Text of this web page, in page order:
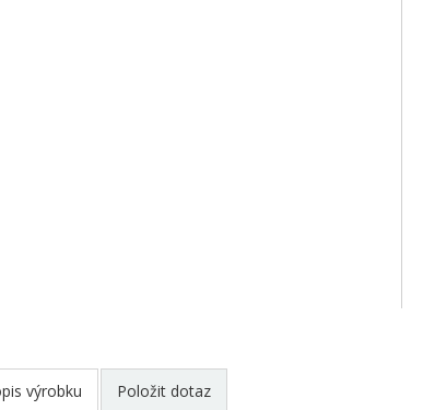
výrobku Položit dotaz